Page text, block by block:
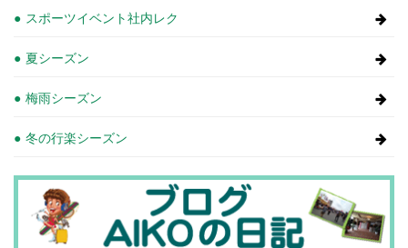
スポーツイベント社内レク
夏シーズン
梅雨シーズン
冬の行楽シーズン